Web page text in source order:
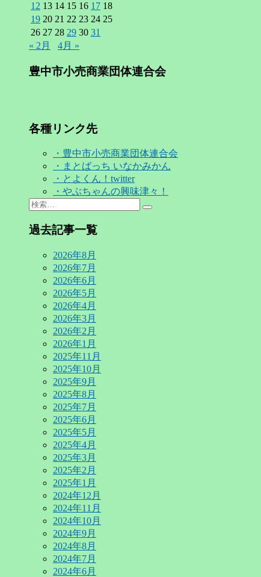
12 13 14 15 16 17 18
19 20 21 22 23 24 25
26 27 28 29 30 31
« 2月
4月 »
豊中市小売商業団体連合会
各種リンク先
・豊中市小売商業団体連合会
・まとばっち いなかみかん
・とよくん！twitter
・やぶちゃんの興味津々！
Search
for:
検
過去記事一覧
2026年8月
2026年7月
2026年6月
2026年5月
2026年4月
2026年3月
2026年2月
2026年1月
2025年11月
2025年10月
2025年9月
2025年8月
2025年7月
2025年6月
2025年5月
2025年4月
2025年3月
2025年2月
2025年1月
2024年12月
2024年11月
2024年10月
2024年9月
2024年8月
2024年7月
2024年6月